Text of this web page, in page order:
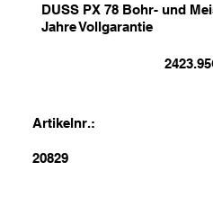
DUSS PX 78 Bohr- und
Jahre Vollgarantie
2423.95
Artikelnr.:
20829